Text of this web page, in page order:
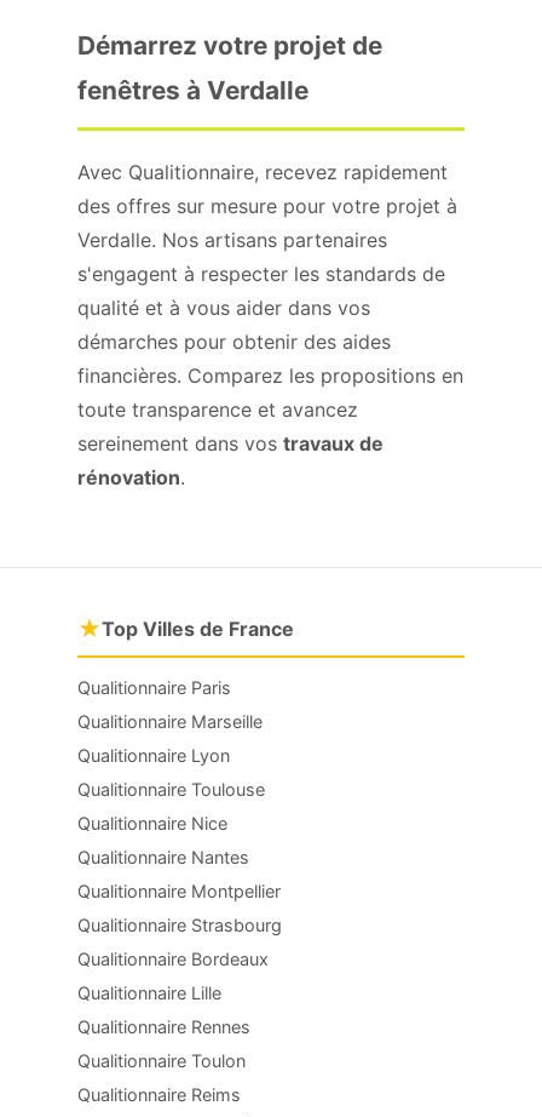
Démarrez votre projet de
fenêtres à Verdalle
Avec Qualitionnaire, recevez rapidement
des offres sur mesure pour votre projet à
Verdalle. Nos artisans partenaires
s'engagent à respecter les standards de
qualité et à vous aider dans vos
démarches pour obtenir des aides
financières. Comparez les propositions en
toute transparence et avancez
sereinement dans vos travaux de
rénovation.
★Top Villes de France
Qualitionnaire Paris
Qualitionnaire Marseille
Qualitionnaire Lyon
Qualitionnaire Toulouse
Qualitionnaire Nice
Qualitionnaire Nantes
Qualitionnaire Montpellier
Qualitionnaire Strasbourg
Qualitionnaire Bordeaux
Qualitionnaire Lille
Qualitionnaire Rennes
Qualitionnaire Toulon
Qualitionnaire Reims